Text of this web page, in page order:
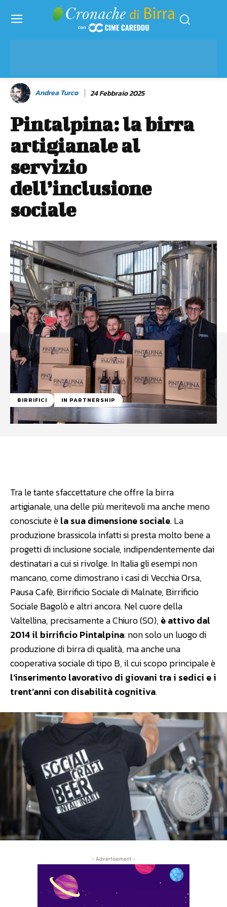
Andrea Turco 24 Febbraio 2025
Pintalpina: la birra
artigianale al
servizio
dell’inclusione
sociale
BIRRIFICI IN PARTNERSHIP
Tra le tante sfaccettature che offre la birra
artigianale, una delle più meritevoli ma anche meno
conosciute èla sua dimensione sociale. La
produzione brassicola infatti si presta molto bene a
progetti di inclusione sociale, indipendentemente dai
destinatari a cui si rivolge. In Italia gli esempi non
mancano, come dimostrano i casi di Vecchia Orsa,
Pausa Cafè, Birrificio Sociale di Malnate, Birrificio
Sociale Bagolò e altri ancora. Nel cuore della
Valtellina, precisamente a Chiuro (SO), è attivo dal
2014 il birrificio Pintalpina: non solo un luogo di
produzione di birra di qualità, ma anche una
cooperativa sociale di tipo B, il cui scopo principale è
l’inserimento lavorativo di giovani tra i sedici e i
trent’anni con disabilità cognitiva.
- Advertisement -